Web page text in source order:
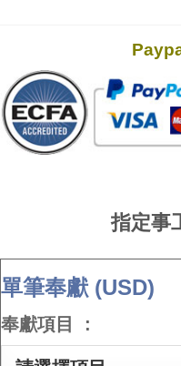
指定事
單筆奉獻 (USD)
奉獻項目 :